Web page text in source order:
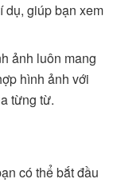
dụ, giúp bạn xem
ảnh luôn mang
hình ảnh với
từng từ.
có thể bắt đầu